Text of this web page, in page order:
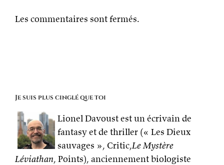
Les commentaires sont fermés.
Je suis plus cinglé que toi
Lionel Davoust est un écrivain de
fantasy et de thriller (« Les Dieux
sauvages », Critic,Le Mystère
Léviathan, Points), anciennement biologiste